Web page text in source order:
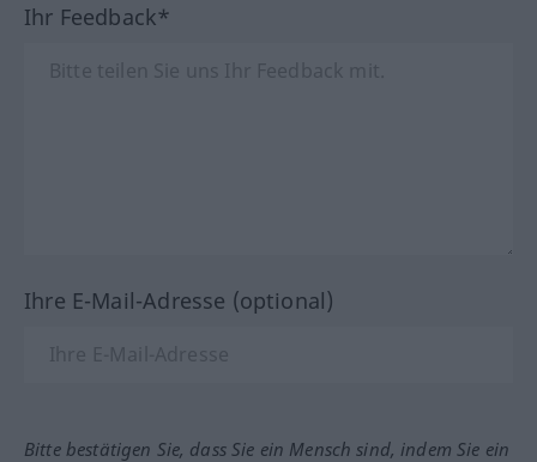
Ihr Feedback*
Ihre E-Mail-Adresse (optional)
Bitte bestätigen Sie, dass Sie ein Mensch sind, indem Sie ein